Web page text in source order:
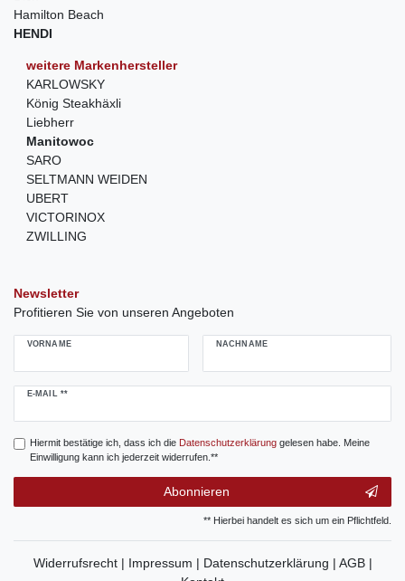
Hamilton Beach
HENDI
weitere Markenhersteller
KARLOWSKY
König Steakhäxli
Liebherr
Manitowoc
SARO
SELTMANN WEIDEN
UBERT
VICTORINOX
ZWILLING
Newsletter
Profitieren Sie von unseren Angeboten
VORNAME NACHNAME
E-MAIL **
Newsletter
Hiermit bestätige ich, dass ich die Daten­schutz­erklärunggelesen habe. Meine
Einwilligung kann ich jederzeit widerrufen.**
Abonnieren
** Hierbei handelt es sich um ein Pflichtfeld.
Widerrufsrecht | Impressum | Datenschutzerklärung | AGB |